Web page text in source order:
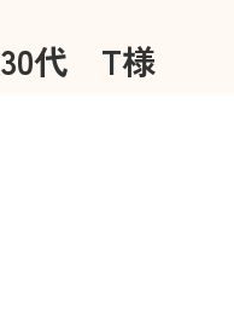
30代 T様